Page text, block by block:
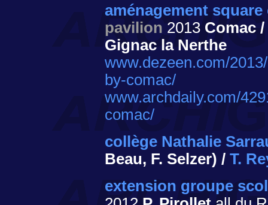
aménagement
pavilion 2013 Comac
Gignac la Nerthe
www.dezeen.com/
by-comac/
www.archdaily.com/
comac/
collège Nathalie
Beau, F. Selzer) / T.
extension groupe